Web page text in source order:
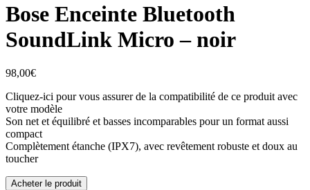
Bose Enceinte Bluetooth
SoundLink Micro – noir
98,00€
Cliquez-ici pour vous assurer de la compatibilité de ce produit avec
votre modèle
Son net et équilibré et basses incomparables pour un format aussi
compact
Complètement étanche (IPX7), avec revêtement robuste et doux au
toucher
Acheter le produit